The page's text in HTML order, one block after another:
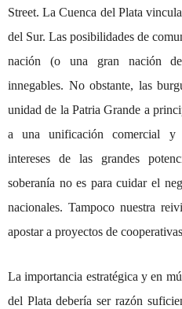
Street. La Cuenca del Plata
del Sur. Las posibilidades de
nación (o una gran nación
innegables. No obstante, las
unidad de la Patria Grande a
a una unificación comercial y
intereses de las grandes
soberanía no es para cuidar el
nacionales. Tampoco nuestra
apostar a proyectos de
La importancia estratégica y en
del Plata debería ser razón